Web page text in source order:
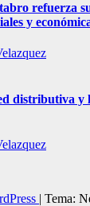
refuerza
y
distributiva y
| Tema: